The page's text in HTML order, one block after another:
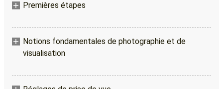
Premières étapes
Notions fondamentales de photographie et de
visualisation